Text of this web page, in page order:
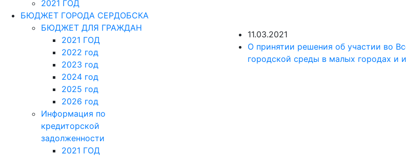
2021 ГОД
БЮДЖЕТ ГОРОДА СЕРДОБСКА
БЮДЖЕТ ДЛЯ ГРАЖДАН
2021 ГОД
2022 год
2023 год
2024 год
2025 год
2026 год
Информация по
кредиторской
задолженности
2021 ГОД
11.03.2021
О принятии решения об участии во
городской среды в малых городах и